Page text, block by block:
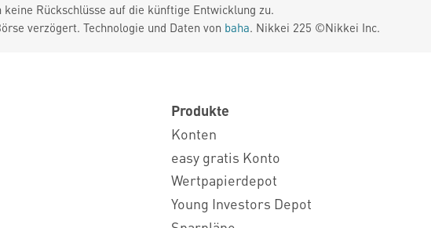
Rückschlüsse auf die künftige Entwicklung zu.
verzögert. Technologie und Daten von baha. Nikkei 225 ©Nikkei Inc.
Produkte
Konten
easy gratis Konto
Wertpapierdepot
Young Investors Depot